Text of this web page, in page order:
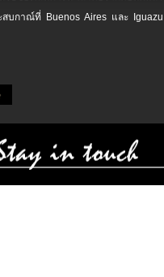
สบกาณ์ที่ Buenos Aires และ Iguazu